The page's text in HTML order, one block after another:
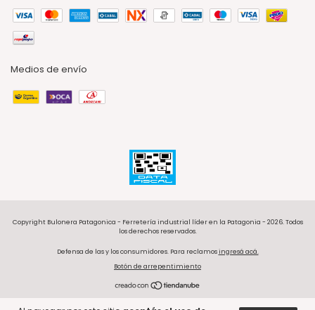
Medios de envío
Copyright Bulonera Patagonica - Ferretería industrial líder en la Patagonia - 2026. Todos
los derechos reservados.
Defensa de las y los consumidores. Para reclamos ingresá acá.
Botón de arrepentimiento